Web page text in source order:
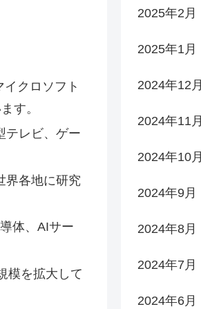
クロソフト
す。
テレビ、ゲー
界各地に研究
体、AIサー
模を拡大して
2025年2月
2025年1月
2024年12月
2024年11月
2024年10月
2024年9月
2024年8月
2024年7月
2024年6月